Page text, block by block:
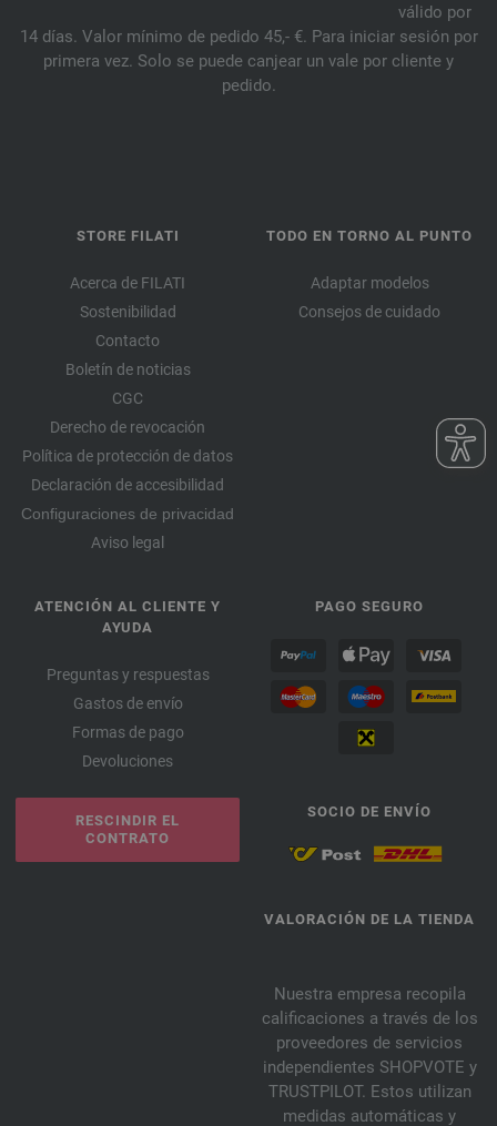
válido por
14 días. Valor mínimo de pedido 45,- €. Para iniciar sesión por
primera vez. Solo se puede canjear un vale por cliente y
pedido.
STORE FILATI
Acerca de FILATI
Sostenibilidad
Contacto
Boletín de noticias
CGC
Derecho de revocación
Política de protección de datos
Declaración de accesibilidad
Configuraciones de privacidad
Aviso legal
TODO EN TORNO AL PUNTO
Adaptar modelos
Consejos de cuidado
ATENCIÓN AL CLIENTE Y
AYUDA
Preguntas y respuestas
Gastos de envío
Formas de pago
Devoluciones
RESCINDIR EL
CONTRATO
PAGO SEGURO
SOCIO DE ENVÍO
VALORACIÓN DE LA TIENDA